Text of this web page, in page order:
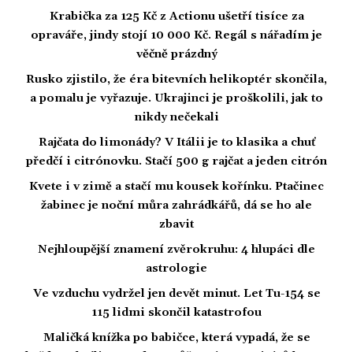
Krabička za 125 Kč z Actionu ušetří tisíce za
opraváře, jindy stojí 10 000 Kč. Regál s nářadím je
věčně prázdný
Rusko zjistilo, že éra bitevních helikoptér skončila,
a pomalu je vyřazuje. Ukrajinci je proškolili, jak to
nikdy nečekali
Rajčata do limonády? V Itálii je to klasika a chuť
předčí i citrónovku. Stačí 500 g rajčat a jeden citrón
Kvete i v zimě a stačí mu kousek kořínku. Ptačinec
žabinec je noční můra zahrádkářů, dá se ho ale
zbavit
Nejhloupější znamení zvěrokruhu: 4 hlupáci dle
astrologie
Ve vzduchu vydržel jen devět minut. Let Tu-154 se
115 lidmi skončil katastrofou
Maličká knížka po babičce, která vypadá, že se